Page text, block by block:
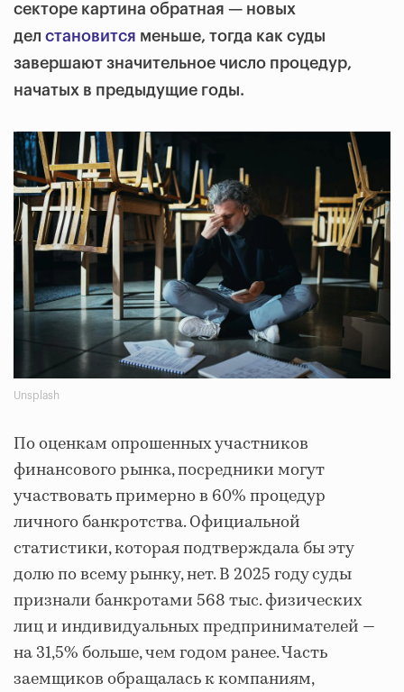
секторе картина обратная — новых
дел становится меньше, тогда как суды
завершают значительное число процедур,
начатых в предыдущие годы.
Unsplash
По оценкам опрошенных участников
финансового рынка, посредники могут
участвовать примерно в 60% процедур
личного банкротства. Официальной
статистики, которая подтверждала бы эту
долю по всему рынку, нет. В 2025 году суды
признали банкротами 568 тыс. физических
лиц и индивидуальных предпринимателей —
на 31,5% больше, чем годом ранее. Часть
заемщиков обращалась к компаниям,